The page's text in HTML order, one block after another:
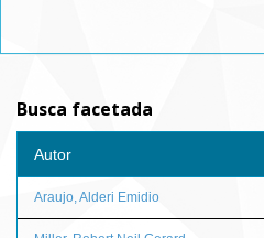
Busca facetada
Autor
Araujo, Alderi Emidio